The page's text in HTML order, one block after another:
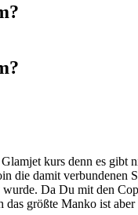
kurs denn es
damit verbundenen
Da Du mit den
größte Manko ist